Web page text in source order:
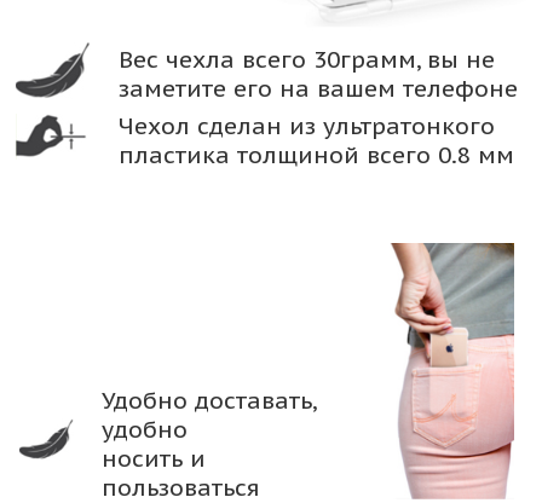
Вес чехла всего 30грамм, вы не
заметите его на вашем телефоне
Чехол сделан из ультратонкого
пластика толщиной всего 0.8 мм
Удобно доставать,
удобно
носить и
пользоваться